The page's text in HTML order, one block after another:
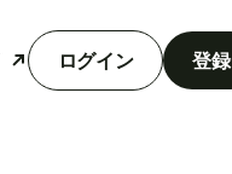
ログイン 登録